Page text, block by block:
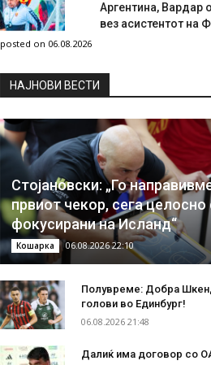
Аргентина, Вардар
вез асистентот на
posted on 06.08.2026
НAЈНОВИ ВЕСТИ
Стојановски: „Го
првиот чекор, сега целосно
фокусирани на Исланд“
Кошарка 06.08.2026 22:10
Полувреме: Добра
голови во Единбург!
06.08.2026 21:48
Далиќ има договор со